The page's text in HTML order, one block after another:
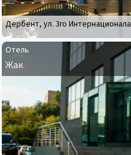
Дербент, ул. 3го Интернационала
Отель
Жак